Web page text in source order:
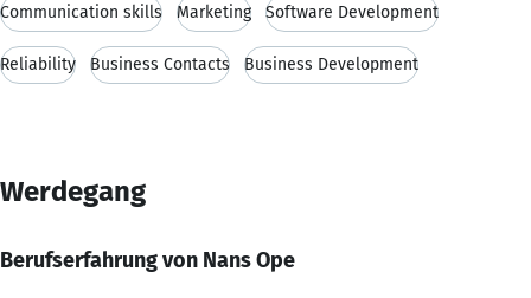
Communication skills Marketing Software Development
Reliability Business Contacts Business Development
Werdegang
Berufserfahrung von Nans Ope